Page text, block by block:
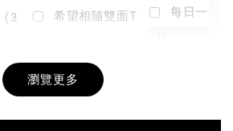
(3
+
希望相隨雙面T
NT$ 190
-
每日一笑
瀏覽更多